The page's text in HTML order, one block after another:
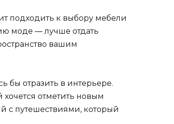
подходить к выбору мебели
моде — лучше отдать
вашим
бы отразить в интерьере.
отметить новым
с путешествиями, который